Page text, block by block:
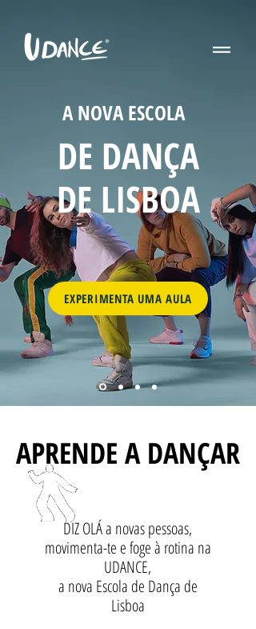
A NOVA ESCOLA
DE DANÇA
DE LISBOA
EXPERIMENTA UMA AULA
APRENDE A DANÇAR
DIZ OLÁ a novas pessoas,
movimenta-te e foge à rotina na
UDANCE,
a nova Escola de Dança de
Lisboa